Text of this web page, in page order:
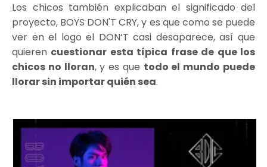
Los chicos también explicaban el significado del
proyecto, BOYS DON'T CRY, y es que como se puede
ver en el logo el DON‘T casi desaparece, así que
quieren cuestionar esta típica frase de que los
chicos no lloran, y es que todo el mundo puede
llorar sin importar quién sea.